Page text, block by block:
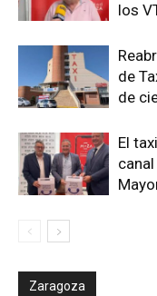
los
de
de
El
Zaragoza